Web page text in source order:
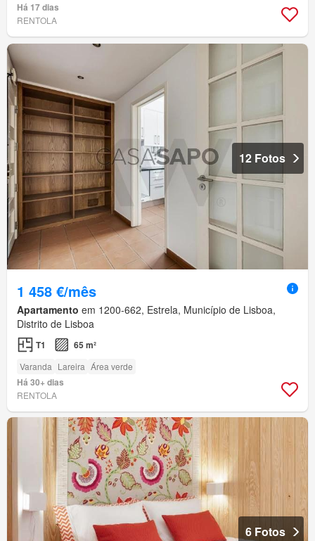
Há 17 dias
RENTOLA
12 Fotos
1 458 €/mês
Apartamento em 1200-662, Estrela, Município de Lisboa,
Distrito de Lisboa
T1 65 m²
Varanda Lareira Área verde
Há 30+ dias
RENTOLA
6 Fotos